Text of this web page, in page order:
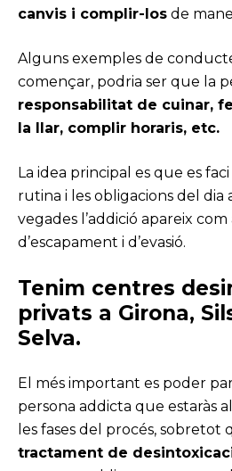
canvis i complir-los de
Alguns exemples de
començar, podria ser que la
responsabilitat de cuinar,
la llar, complir horaris, etc.
La idea principal es que es
rutina i les obligacions del dia
vegades l’addició apareix
d’escapament i d’evasió.
Tenim centres
privats a Girona,
Selva.
El més important es poder
persona addicta que estaràs
les fases del procés, sobretot
tractament de